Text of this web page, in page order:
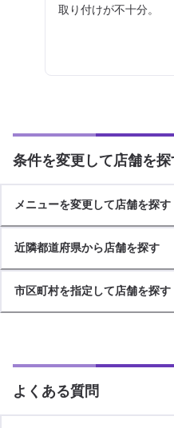
取り付けが不十分。
条件を変更して店舗を探
メニューを変更して店舗を探す
近隣都道府県から店舗を探す
市区町村を指定して店舗を探す
よくある質問